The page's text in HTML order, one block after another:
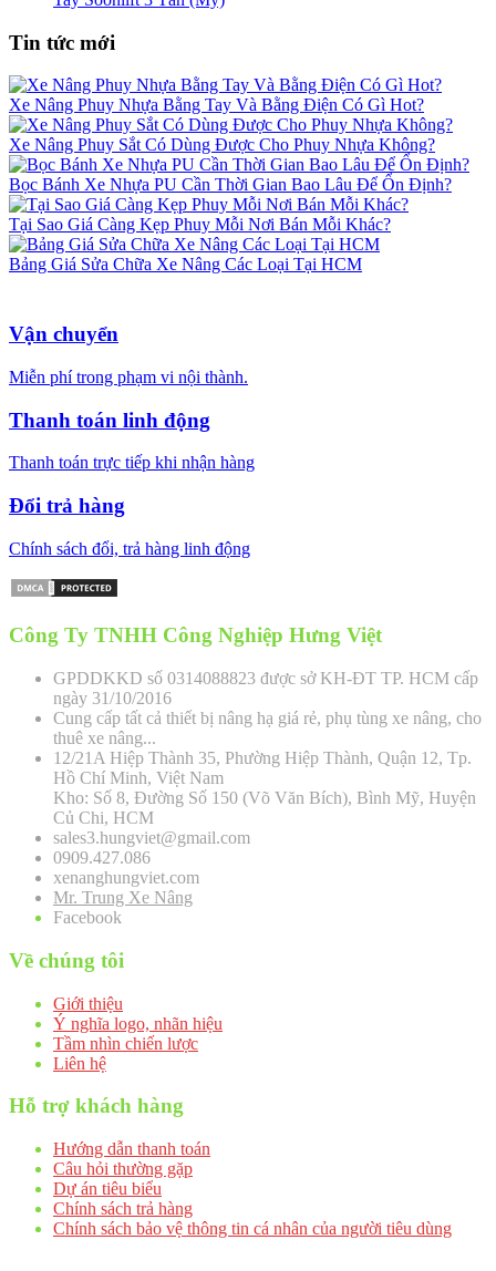
Tin tức mới
Xe Nâng Phuy Nhựa Bằng Tay Và Bằng Điện Có Gì Hot?
Xe Nâng Phuy Sắt Có Dùng Được Cho Phuy Nhựa Không?
Bọc Bánh Xe Nhựa PU Cần Thời Gian Bao Lâu Để Ổn Định?
Tại Sao Giá Càng Kẹp Phuy Mỗi Nơi Bán Mỗi Khác?
Bảng Giá Sửa Chữa Xe Nâng Các Loại Tại HCM
Vận chuyển
Miễn phí trong phạm vi nội thành.
Thanh toán linh động
Thanh toán trực tiếp khi nhận hàng
Đổi trả hàng
Chính sách đổi, trả hàng linh động
Công Ty TNHH Công Nghiệp Hưng Việt
GPDDKKD số 0314088823 được sở KH-ĐT TP. HCM cấp
ngày 31/10/2016
Cung cấp tất cả thiết bị nâng hạ giá rẻ, phụ tùng xe nâng, cho
thuê xe nâng...
12/21A Hiệp Thành 35, Phường Hiệp Thành, Quận 12, Tp.
Hồ Chí Minh, Việt Nam
Kho: Số 8, Đường Số 150 (Võ Văn Bích), Bình Mỹ, Huyện
Củ Chi, HCM
sales3.hungviet@gmail.com
0909.427.086
xenanghungviet.com
Mr. Trung Xe Nâng
Facebook
Về chúng tôi
Giới thiệu
Ý nghĩa logo, nhãn hiệu
Tầm nhìn chiến lược
Liên hệ
Hỗ trợ khách hàng
Hướng dẫn thanh toán
Câu hỏi thường gặp
Dự án tiêu biểu
Chính sách trả hàng
Chính sách bảo vệ thông tin cá nhân của người tiêu dùng